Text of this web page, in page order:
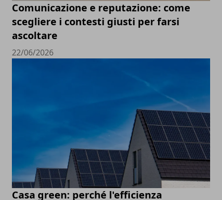
Comunicazione e reputazione: come
scegliere i contesti giusti per farsi
ascoltare
22/06/2026
Casa green: perché l'efficienza